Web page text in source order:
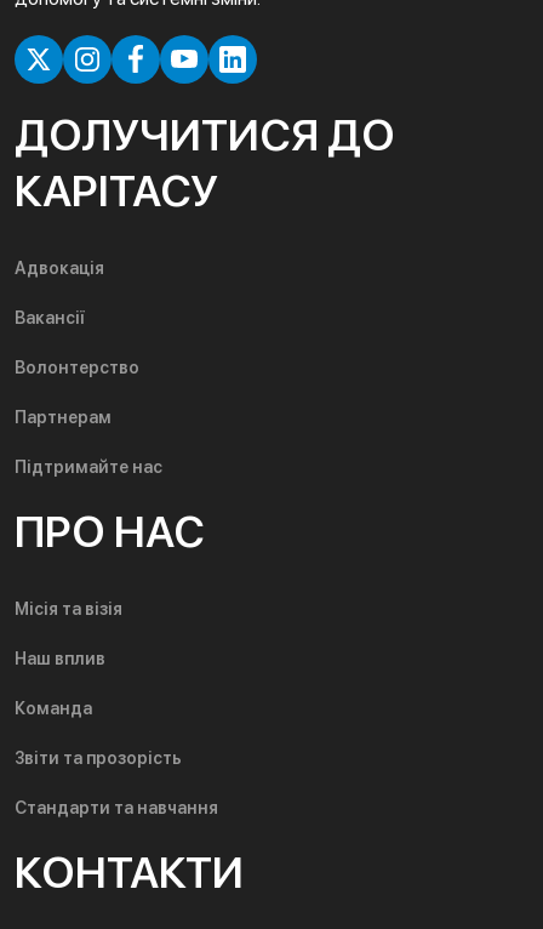
ДОЛУЧИТИСЯ ДО
КАРІТАСУ
Адвокація
Вакансії
Волонтерство
Партнерам
Підтримайте нас
ПРО НАС
Місія та візія
Наш вплив
Команда
Звіти та прозорість
Стандарти та навчання
КОНТАКТИ